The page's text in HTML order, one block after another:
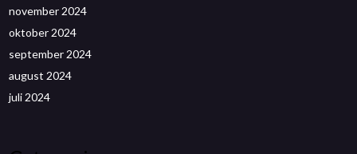
november 2024
oktober 2024
september 2024
august 2024
juli 2024